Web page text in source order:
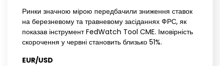
Ринки значною мірою передбачили зниження ставок
на березневому та травневому засіданнях ФРС, як
показав інструмент FedWatch Tool CME. Імовірність
скорочення у червні становить близько 51%.
EUR/USD